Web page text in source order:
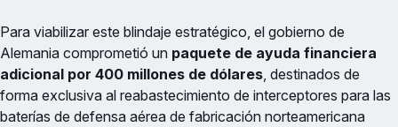
Para viabilizar este blindaje estratégico, el gobierno de
Alemania comprometió un paquete de ayuda financiera
adicional por 400 millones de dólares , destinados de
forma exclusiva al reabastecimiento de interceptores para las
baterías de defensa aérea de fabricación norteamericana